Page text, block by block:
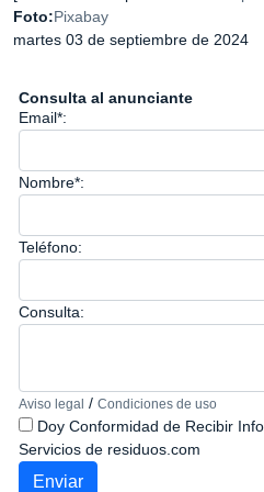
Foto:Pixabay
martes 03 de septiembre de 2024
Consulta al anunciante
Email*:
Nombre*:
Teléfono:
Consulta:
Aviso legal / Condiciones de uso
Doy Conformidad de Recibir
Servicios de residuos.com